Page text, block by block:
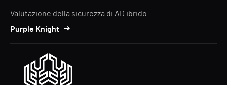
Valutazione della sicurezza di AD ibrido
Purple Knight